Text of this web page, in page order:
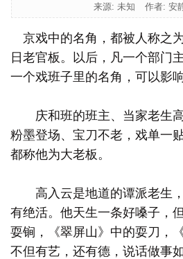
来源: 未知 作者: 安
京戏中的名角，都被人称之
日老官板。以后，凡一个部门
一个戏班子里的名角，可以影
庆和班的班主、当家老生高
粉墨登场、宝刀不老，戏单一
都称他为大老板。
高入云是地道的谭派老生，
有绝活。他天生一条好嗓子，
耍锏，《翠屏山》中的耍刀，
不但有艺，还有德，说话做事